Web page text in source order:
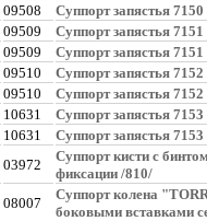
09508 Суппорт запястья 7150
09509 Суппорт запястья
09509 Суппорт запястья 7151
09510 Суппорт запястья
09510 Суппорт запястья 7152
10631 Суппорт запястья
10631 Суппорт запястья 7153
03972
Суппорт кисти с
фиксации /810/
08007
Суппорт колена
боковыми вставками